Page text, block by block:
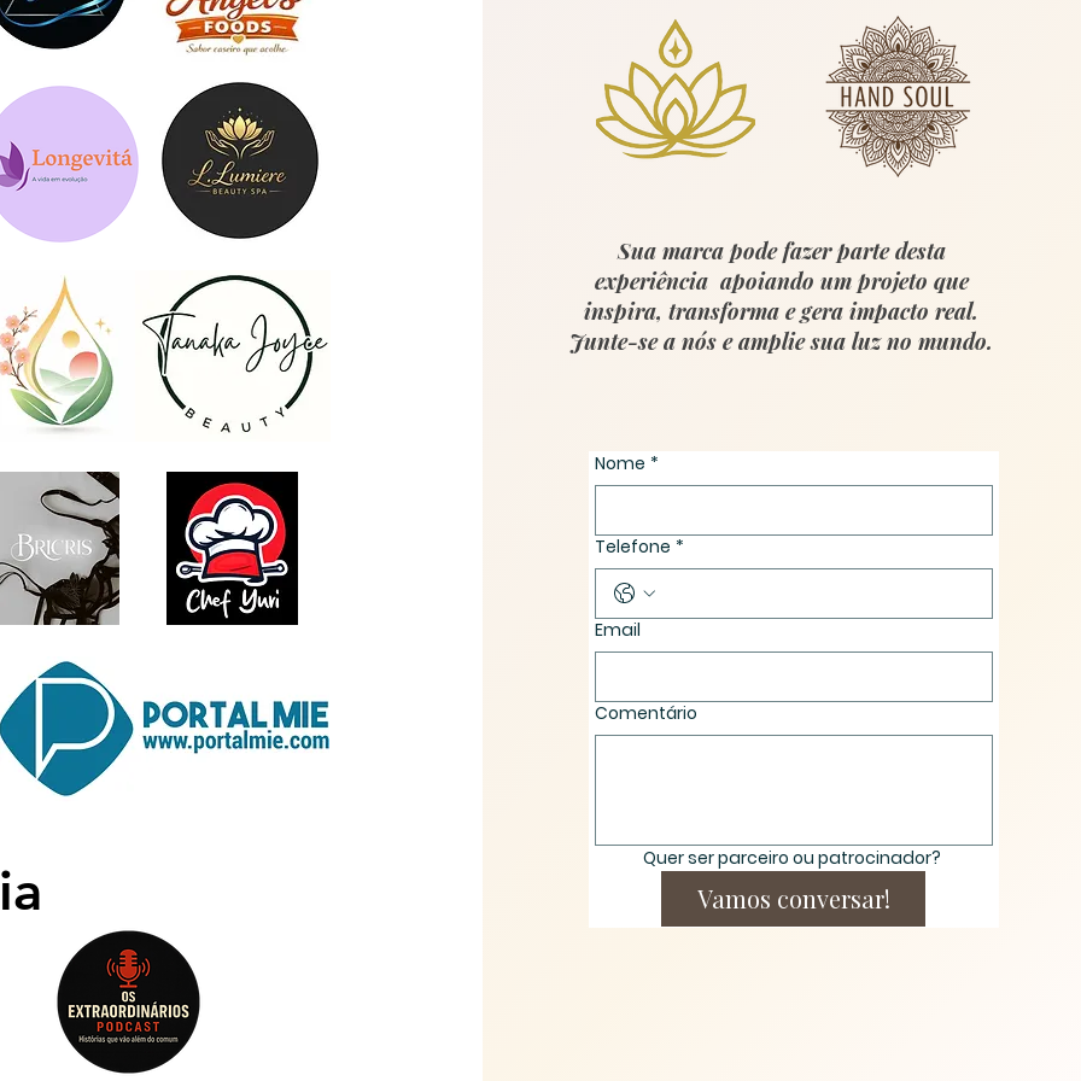
Sua marca pode fazer parte desta
experiência apoiando um projeto que
inspira, transforma e gera impacto real.
Junte-se a nós e amplie sua luz no mundo.
Nome *
Telefone *
Email
Comentário
Vamos conversar!